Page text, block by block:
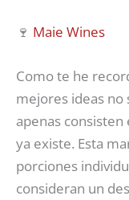
🍷 Maie Wines
Como te he
mejores ideas no
apenas
ya existe. Esta
porciones
consideran un